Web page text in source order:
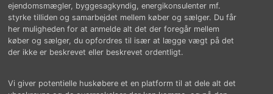
ejendomsmægler, byggesagkyndig, energikonsulenter mf.
styrke tilliden og samarbejdet mellem køber og sælger. Du får
her muligheden for at anmelde alt det der foregår mellem
køber og sælger, du opfordres til især at lægge vægt på det
der ikke er beskrevet eller beskrevet ordentligt.
Vi giver potentielle huskøbere et en platform til at dele alt det